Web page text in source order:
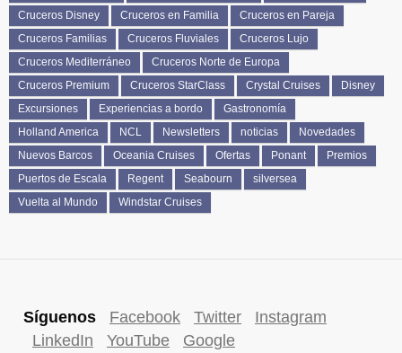
Cruceros Disney
Cruceros en Familia
Cruceros en Pareja
Cruceros Familias
Cruceros Fluviales
Cruceros Lujo
Cruceros Mediterráneo
Cruceros Norte de Europa
Cruceros Premium
Cruceros StarClass Crystal Cruises
Disney
Excursiones
Experiencias a bordo
Gastronomía
Holland America
NCL Newsletters noticias
Novedades
Nuevos Barcos
Oceania Cruises Ofertas Ponant
Premios
Puertos de Escala
Regent Seabourn
silversea
Vuelta al Mundo
Windstar Cruises
Síguenos Facebook Twitter
Instagram
LinkedIn
YouTube
Google